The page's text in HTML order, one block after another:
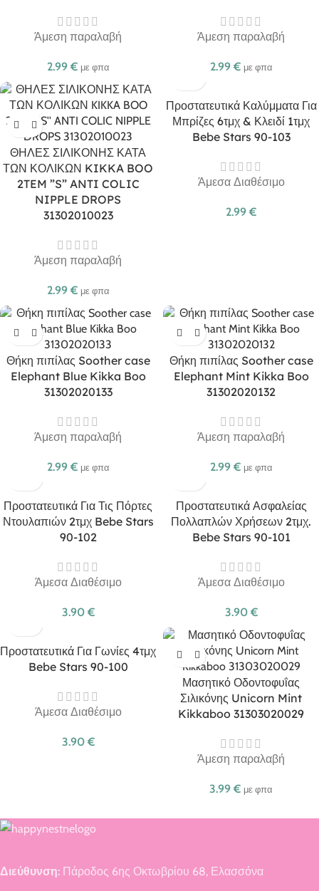
Άμεση παραλαβή
2.99 € με φπα
Άμεση παραλαβή
2.99 € με φπα
ΘΗΛΕΣ ΣΙΛΙΚΟΝΗΣ ΚΑΤΑ
ΤΩΝ ΚΟΛΙΚΩΝ KIKKA BOO
2TEM ”S” ANTI COLIC
NIPPLE DROPS
31302010023
Άμεση παραλαβή
2.99 € με φπα
Προστατευτικά Καλύμματα Για
Μπρίζες 6τμχ & Κλειδί 1τμχ
Bebe Stars 90-103
Άμεσα Διαθέσιμο
2.99 €
Θήκη πιπίλας Soother case
Elephant Blue Kikka Boo
31302020133
Άμεση παραλαβή
2.99 € με φπα
Θήκη πιπίλας Soother case
Elephant Mint Kikka Boo
31302020132
Άμεση παραλαβή
2.99 € με φπα
Προστατευτικά Για Τις Πόρτες
Ντουλαπιών 2τμχ Bebe Stars
90-102
Άμεσα Διαθέσιμο
3.90 €
Προστατευτικά Ασφαλείας
Πολλαπλών Χρήσεων 2τμχ.
Bebe Stars 90-101
Άμεσα Διαθέσιμο
3.90 €
Προστατευτικά Για Γωνίες 4τμχ
Bebe Stars 90-100
Άμεσα Διαθέσιμο
3.90 €
Μασητικό Οδοντοφυΐας
Σιλικόνης Unicorn Mint
Kikkaboo 31303020029
Άμεση παραλαβή
3.99 € με φπα
Διεύθυνση: Πάροδος 6ης Οκτωβρίου 68, Ελασσόνα